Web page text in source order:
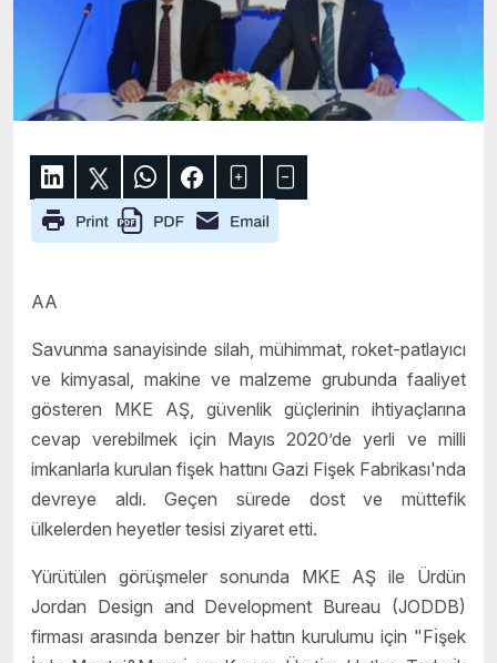
AA
Savunma sanayisinde silah, mühimmat, roket-patlayıcı
ve kimyasal, makine ve malzeme grubunda faaliyet
gösteren MKE AŞ, güvenlik güçlerinin ihtiyaçlarına
cevap verebilmek için Mayıs 2020’de yerli ve milli
imkanlarla kurulan fişek hattını Gazi Fişek Fabrikası'nda
devreye aldı. Geçen sürede dost ve müttefik
ülkelerden heyetler tesisi ziyaret etti.
Yürütülen görüşmeler sonunda MKE AŞ ile Ürdün
Jordan Design and Development Bureau (JODDB)
firması arasında benzer bir hattın kurulumu için "Fı̇şek